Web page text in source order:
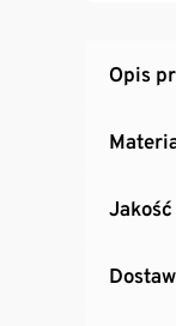
Opis
Jakość